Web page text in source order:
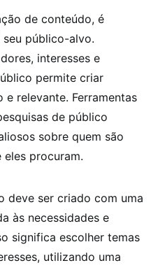
de conteúdo, é
seu público-alvo.
interesses e
permite criar
relevante. Ferramentas
de público
sobre quem são
eles procuram.
deve ser criado com uma
às necessidades e
significa escolher temas
utilizando uma